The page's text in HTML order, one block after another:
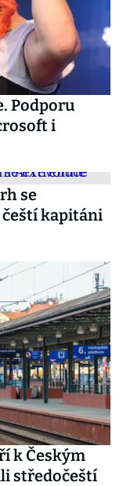
Podporu
i
se
kapitáni
k Českým
středočeští